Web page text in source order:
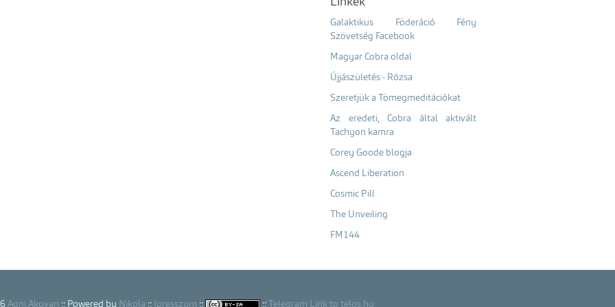
Galaktikus Föderáció Fény
Szövetség Facebook
Magyar Cobra oldal
Újjászületés - Rózsa
Szeretjük a Tömegmeditációkat
Az eredeti, Cobra által aktivált
Tachyon kamra
Corey Goode blogja
Ascend Liberation
Cosmic Pill
The Unveiling
FM144
Agni Akovari :: Powered by Nikola :: Ipresszum :: :: Telegram Link to telos.hu